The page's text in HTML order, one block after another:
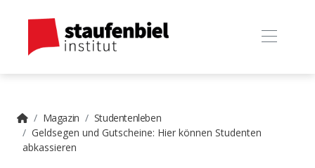
Magazin
Studentenleben
Geldsegen und Gutscheine: Hier können Studenten
abkassieren